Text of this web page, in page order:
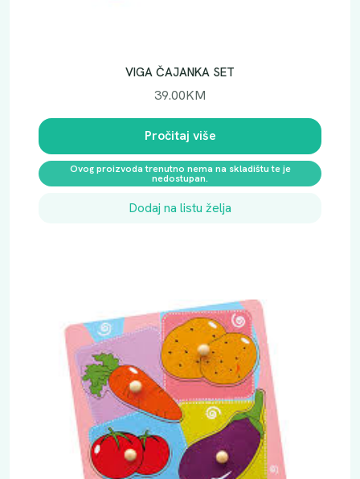
VIGA ČAJANKA SET
39.00KM
Pročitaj više
Ovog proizvoda trenutno nema na skladištu te je
nedostupan.
Dodaj na listu želja